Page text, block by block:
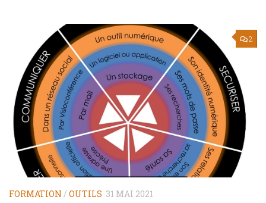
2
FORMATION / OUTILS 31 MAI 2021